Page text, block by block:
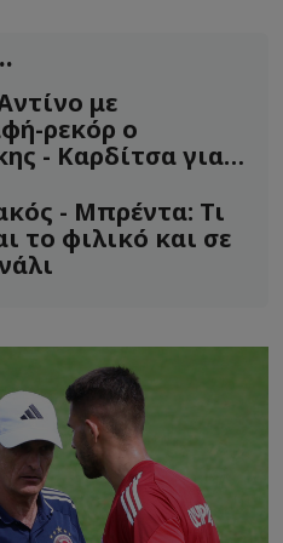
με
ρεκόρ ο
- Καρδίτσα για
- Μπρέντα: Τι
το φιλικό και σε